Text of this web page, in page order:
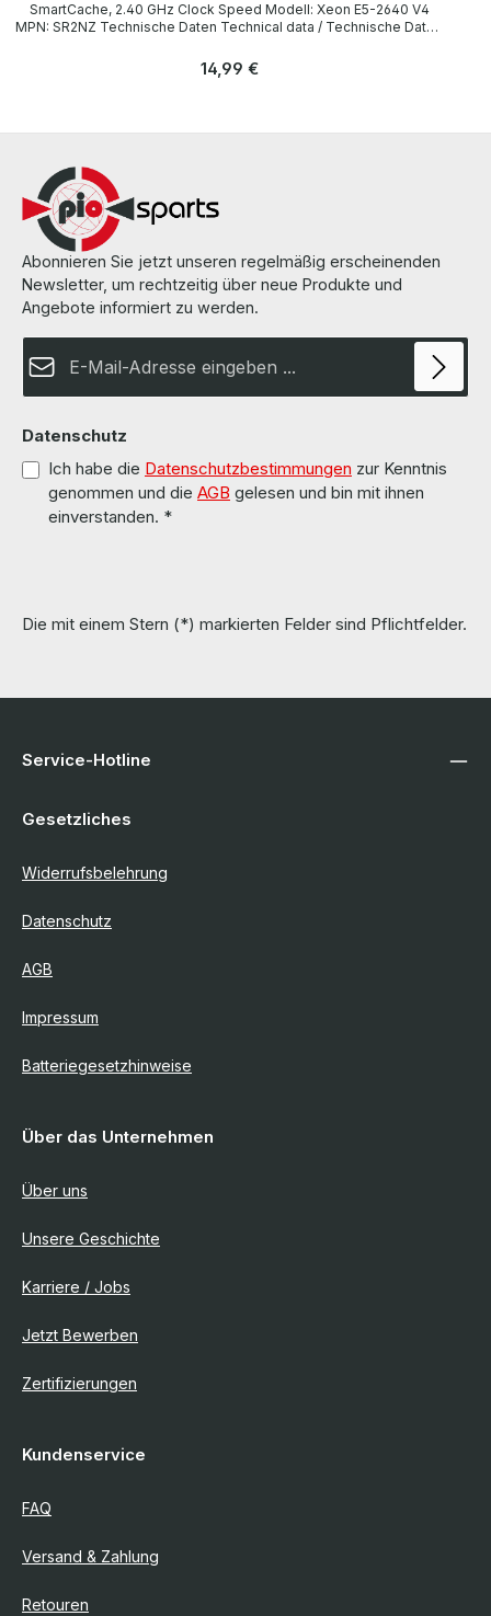
SmartCache, 2.40 GHz Clock Speed Modell: Xeon E5-2640 V4
MPN: SR2NZ Technische Daten Technical data / Technische Daten
Lieferumfang 1 x Intel Xeon E5-2640 V4 CPU (without heatsink and
be found on the pages of the manufacturer. Weitere Informationen
und Details finden Sie auf den Seiten des Herstellers. All parts are
used but 100% OK!!! Alle Teile sind gebraucht aber 100 % in
Regulärer Preis:
14,99 €
Abonnieren Sie jetzt unseren regelmäßig erscheinenden
Newsletter, um rechtzeitig über neue Produkte und
Angebote informiert zu werden.
Datenschutz
Ich habe die Datenschutzbestimmungen zur Kenntnis
genommen und die AGB gelesen und bin mit ihnen
einverstanden. *
Die mit einem Stern (*) markierten Felder sind Pflichtfelder.
Service-Hotline
Gesetzliches
Widerrufsbelehrung
Datenschutz
AGB
Impressum
Batteriegesetzhinweise
Über das Unternehmen
Über uns
Unsere Geschichte
Karriere / Jobs
Jetzt Bewerben
Zertifizierungen
Kundenservice
FAQ
Versand & Zahlung
Retouren